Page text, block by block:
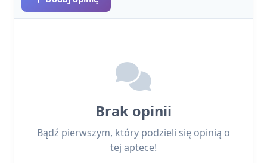
Brak opinii
Bądź pierwszym, który podzieli się opinią o
tej aptece!